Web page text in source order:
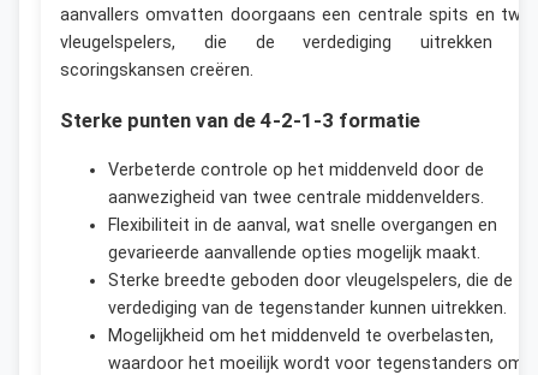
aanvallers omvatten doorgaans een centrale spits en
vleugelspelers, die de verdediging uitrekken
scoringskansen creëren.
Sterke punten van de 4-2-1-3 formatie
Verbeterde controle op het middenveld door de
aanwezigheid van twee centrale middenvelders.
Flexibiliteit in de aanval, wat snelle overgangen en
gevarieerde aanvallende opties mogelijk maakt.
Sterke breedte geboden door vleugelspelers, die de
verdediging van de tegenstander kunnen uitrekken.
Mogelijkheid om het middenveld te overbelasten,
waardoor het moeilijk wordt voor tegenstanders om